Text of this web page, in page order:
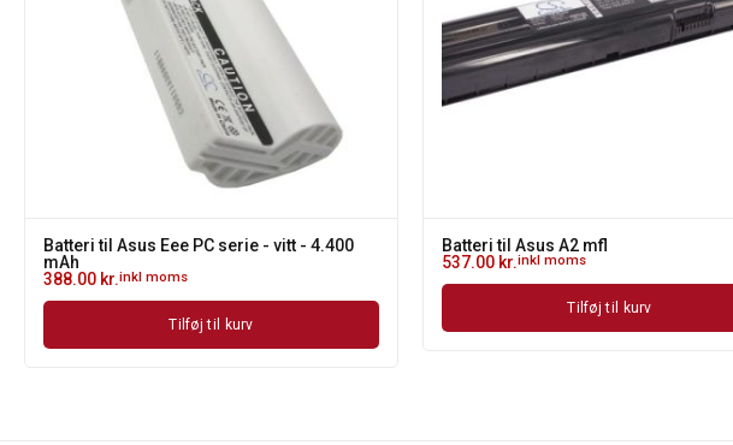
Batteri til Asus Eee PC serie - vitt - 4.400
mAh
388.00 kr.inkl moms
Tilføj til kurv
Batteri til Asus A2 mfl
537.00 kr.inkl moms
Tilføj til kurv